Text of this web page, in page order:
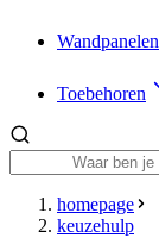
Wandpanelen
Toebehoren
homepage
keuzehulp